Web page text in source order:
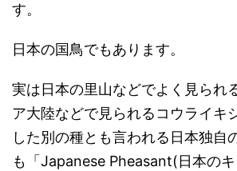
す。
日本の国鳥でもあります。
実は日本の里山などでよく見られ
ア大陸などで見られるコウライキ
した別の種とも言われる日本独自
も「Japanese Pheasant(日本の